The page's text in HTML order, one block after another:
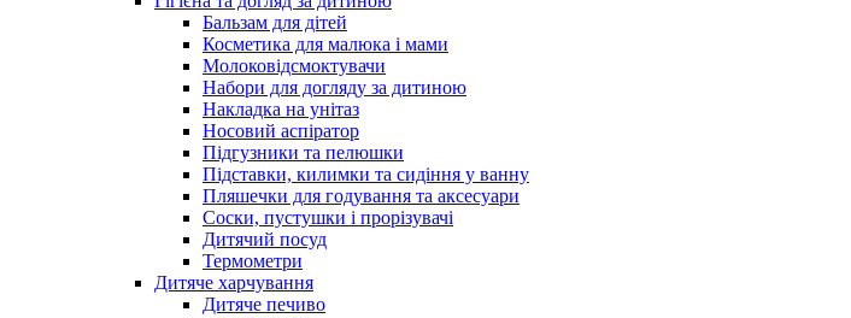
Бальзам для дітей
Косметика для малюка і мами
Молоковідсмоктувачи
Набори для догляду за дитиною
Накладка на унітаз
Носовий аспіратор
Підгузники та пелюшки
Підставки, килимки та сидіння у ванну
Пляшечки для годування та аксесуари
Соски, пустушки і прорізувачі
Дитячий посуд
Термометри
Дитяче харчування
Дитяче печиво